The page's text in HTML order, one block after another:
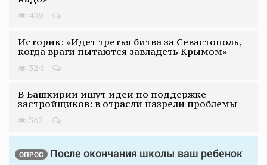
439
Историк: «Идет третья битва за Севастополь,
когда враги пытаются завладеть Крымом»
324
В Башкирии ищут идеи по поддержке
застройщиков: в отрасли назрели проблемы
362
ОПРОС После окончания школы ваш ребенок